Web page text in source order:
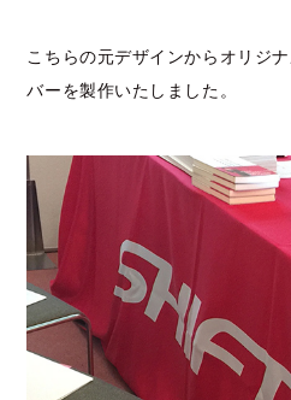
こちらの元デザインからオリジ
バーを製作いたしました。